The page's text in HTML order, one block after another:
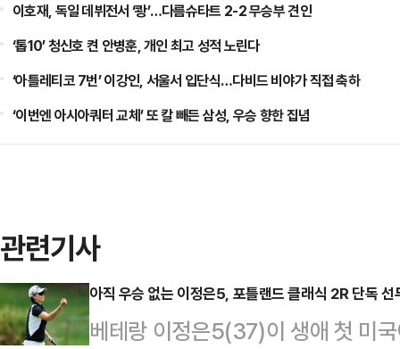
이호재, 독일 데뷔전서 ‘쾅’…다름슈타트 2-2 무승부 견인
‘톱10’ 청신호 켠 안병훈, 개인 최고 성적 노린다
‘아틀레티코 7번’ 이강인, 서울서 입단식…다비드 비야가 직접 축하
‘이번엔 아시아쿼터 교체’ 또 칼 빼든 삼성, 우승 향한 집념
관련기사
아직 우승 없는 이정은5, 포틀랜드 클래식 2R 단독 선
베테랑 이정은5(37)이 생애 첫 미